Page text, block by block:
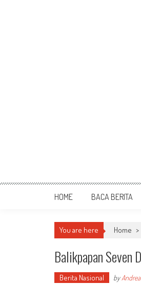
HOME BACA BERITA
You are here Home >
Balikpapan Seven
Berita Nasional byAndrea